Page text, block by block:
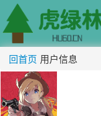
回首页 用户信息